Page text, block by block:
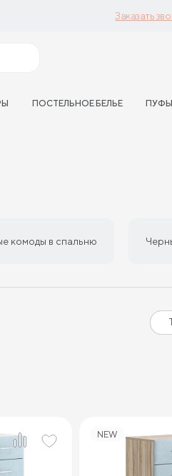
Заказать
ПОСТЕЛЬНОЕ БЕЛЬЕ ПУФЫ
комоды в спальню
NEW